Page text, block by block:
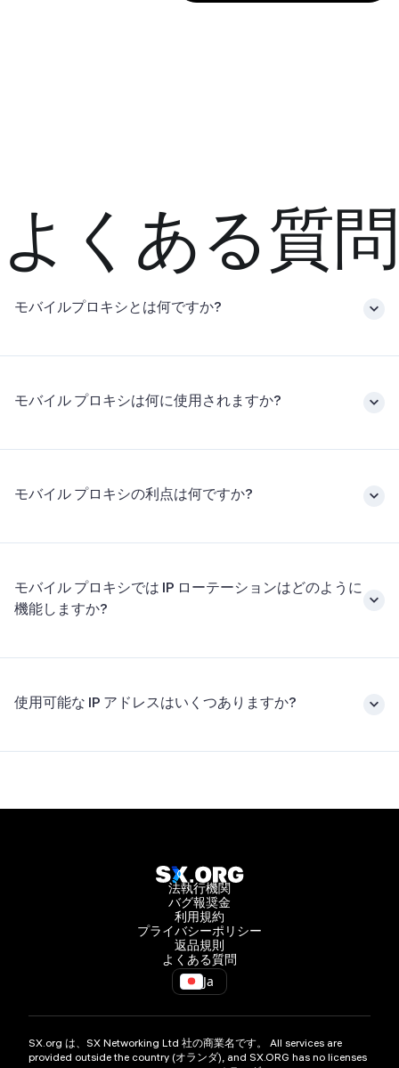
よくある質問
モバイルプロキシとは何ですか?
モバイル プロキシは何に使用されますか?
モバイル プロキシの利点は何ですか?
モバイル プロキシでは IP ローテーションはどのように
機能しますか?
使用可能な IP アドレスはいくつありますか?
法執行機関
バグ報奨金
利用規約
プライバシーポリシー
返品規則
よくある質問
Ja
SX.org は、SX Networking Ltd 社の商業名です。 All services are
provided outside the country (オランダ), and SX.ORG has no licenses